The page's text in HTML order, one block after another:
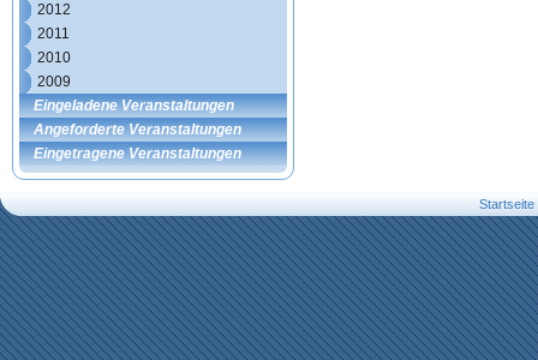
2012
2011
2010
2009
Eingeladene Veranstaltungen
Angeforderte Veranstaltungen
Eingetragene Veranstaltungen
Startseite